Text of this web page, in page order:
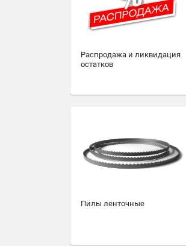
Распродажа и ликвидация
остатков
Пилы ленточные